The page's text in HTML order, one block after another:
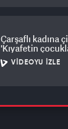
Çarşaflı kadına
'Kıyafetin
VIDEOYU İZLE